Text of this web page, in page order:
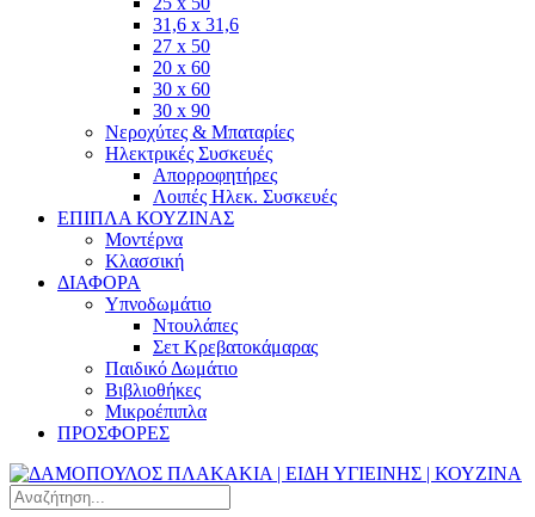
31,6 x 31,6
27 x 50
20 x 60
30 x 60
30 x 90
Νεροχύτες & Μπαταρίες
Ηλεκτρικές Συσκευές
Απορροφητήρες
Λοιπές Ηλεκ. Συσκευές
ΕΠΙΠΛΑ ΚΟΥΖΙΝΑΣ
Μοντέρνα
Κλασσική
ΔΙΑΦΟΡΑ
Υπνοδωμάτιο
Ντουλάπες
Σετ Κρεβατοκάμαρας
Παιδικό Δωμάτιο
Βιβλιοθήκες
Μικροέπιπλα
ΠΡΟΣΦΟΡΕΣ